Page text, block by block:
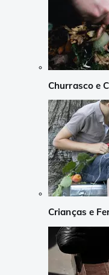
Churrasco e
Crianças e